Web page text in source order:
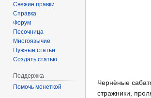
Чернёные
стражники,
Свежие правки
Справка
Форум
Песочница
Многоязычие
Нужные статьи
Создать статью
Поддержка
Помочь монеткой